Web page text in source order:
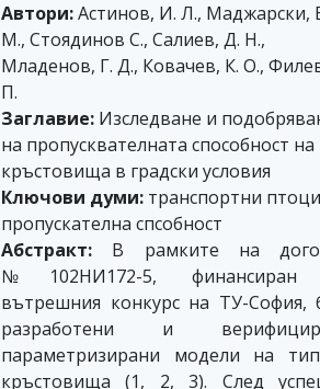
Автори:Астинов, И. Л., Маджарски,
М., Стоядинов С., Салиев, Д. Н.,
Младенов, Г. Д., Ковачев, К. О.,
П.
Заглавие: Изследване и
на пропусквателната способност на
кръстовища в градски условия
Ключови думи: транспортни
пропускателна спсобност
Абстракт: В рамките на
№102НИ172-5,
вътрешния конкурс на ТУ-София,
разработени и
параметризирани модели на
кръстовища (1, 2, 3). След